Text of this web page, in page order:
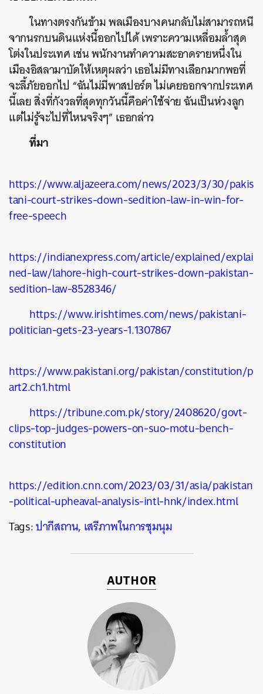
ในทางตรงกันข้าม พลเมืองบางคนกลับไม่สามารถหนี
จากนรกบนดินแห่งนี้ออกไปได้ เพราะความเหลื่อมล้ำสุด
โต่งในประเทศ เช่น พนักงานทำความสะอาดรายหนึ่งใน
เมืองอิสลามาบัดให้เหตุผลว่า เธอไม่มีทางเลือกมากพอที่
จะลี้ภัยออกไป “ฉันไม่มีพาสปอร์ต ไม่เคยออกจากประเทศ
นี้เลย สิ่งที่กังวลที่สุดทุกวันนี้คือค่าใช้จ่าย ฉันเป็นห่วงลูก
แต่ไม่รู้จะไปที่ไหนจริงๆ” เธอกล่าว
ที่มา
https://www.aljazeera.com/news/2023/3/30/pakis
tani-court-strikes-down-sedition-law-in-win-for-
free-speech
https://indianexpress.com/article/explained/explai
ned-law/lahore-high-court-strikes-down-pakistan-
sedition-law-8528346/
https://www.irishtimes.com/news/pakistani-
politician-gets-23-years-1.1307867
https://www.pakistani.org/pakistan/constitution/p
art2.ch1.html
https://tribune.com.pk/story/2408620/govt-
clips-top-judges-powers-on-suo-motu-bench-
constitution
https://edition.cnn.com/2023/03/31/asia/pakistan
-political-upheaval-analysis-intl-hnk/index.html
Tags:ปากีสถาน, เสรีภาพในการชุมนุม
AUTHOR